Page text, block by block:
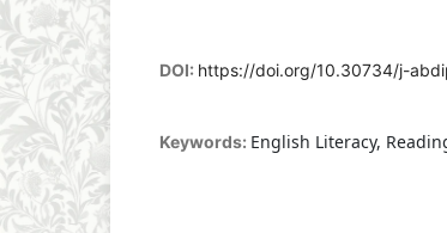
DOI: https://doi.org/10.30734/j-
Keywords: English Literacy,